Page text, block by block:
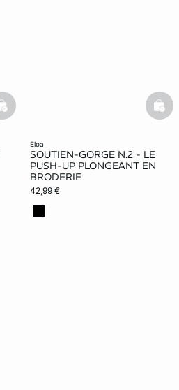
basketfull
eloa
SOUTIEN-GORGE N.2 - LE
PUSH-UP PLONGEANT EN
BRODERIE
42,99 €